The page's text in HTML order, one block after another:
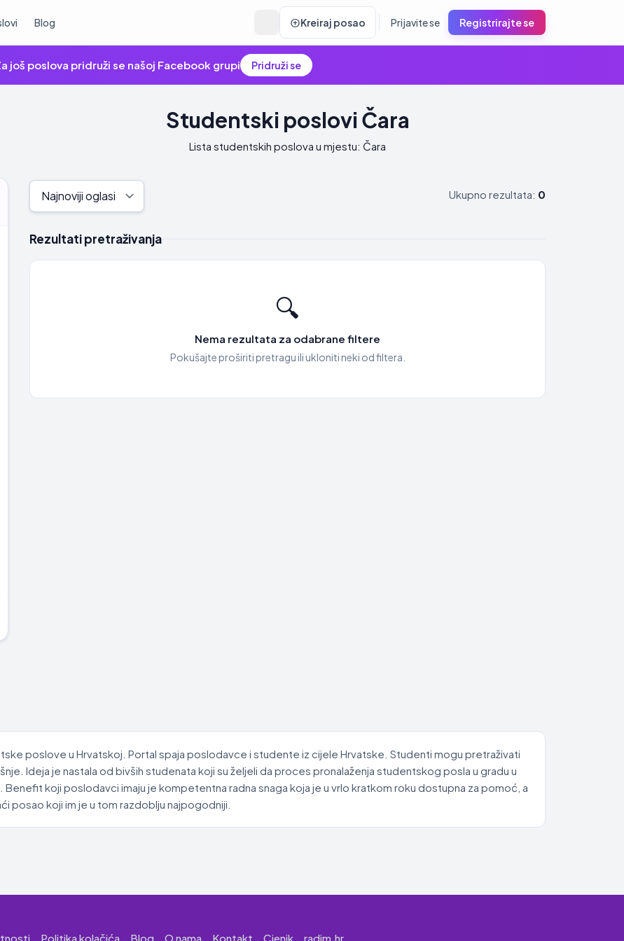
Blog Kreiraj posao Prijavite se Registrirajte se
još poslova pridruži se našoj Facebook grupi Pridruži se
Studentski poslovi Čara
Lista studentskih poslova u mjestu: Čara
Ukupno rezultata: 0
Rezultati pretraživanja
🔍
Nema rezultata za odabrane filtere
Pokušajte proširiti pretragu ili ukloniti neki od filtera.
poslove u Hrvatskoj. Portal spaja poslodavce i studente iz cijele Hrvatske. Studenti mogu pretraživati
Ideja je nastala od bivših studenata koji su željeli da proces pronalaženja studentskog posla u gradu u
koji poslodavci imaju je kompetentna radna snaga koja je u vrlo kratkom roku dostupna za pomoć, a
posao koji im je u tom razdoblju najpogodniji.
Politika kolačića Blog O nama Kontakt Cjenik radim.hr